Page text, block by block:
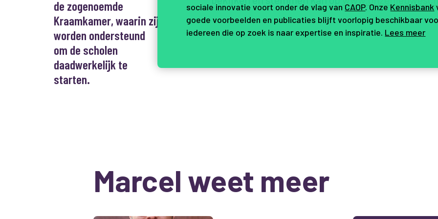
de zogenoemde
Kraamkamer, waarin zij
worden ondersteund
om de scholen
daadwerkelijk te
starten.
Marcel weet meer
sociale innovatie voort onder de vlag van CAOP. Onze Kennisbank
goede voorbeelden en publicaties blijft voorlopig beschikbaar
iedereen die op zoek is naar expertise en inspiratie. Lees meer